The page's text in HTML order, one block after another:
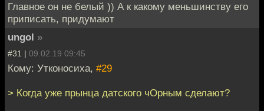
Главное он не белый )) А к какому меньшинству его
приписать, придумают
ungol »
#31 | 09.02.19 09:45
Кому: Утконосиха, #29
> Когда уже прынца датского чОрным сделают?